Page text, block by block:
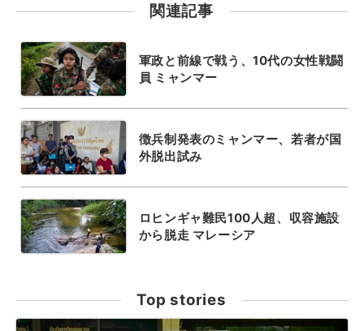
関連記事
軍政と前線で戦う、10代の女性戦闘
員 ミャンマー
徴兵制発表のミャンマー、若者が国
外脱出試み
ロヒンギャ難民100人超、収容施設
から脱走 マレーシア
Top stories